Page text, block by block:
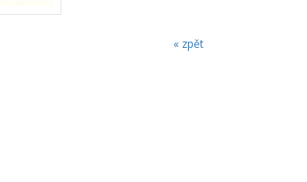
« zpět